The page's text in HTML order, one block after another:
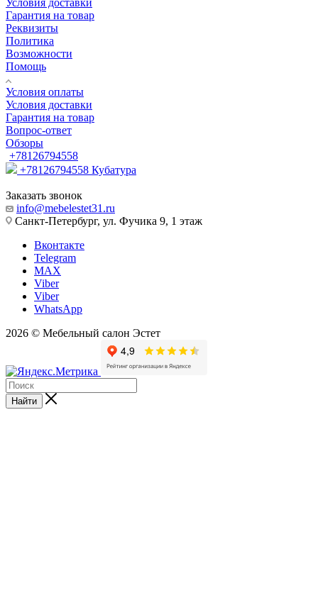
Гарантия на товар
Реквизиты
Политика
Возможности
Помощь
Условия оплаты
Условия доставки
Гарантия на товар
Вопрос-ответ
Обзоры
+78126794558
+78126794558 Кубатура
Заказать звонок
info@mebelestet31.ru
Санкт-Петербург, ул. Фучика 9, 1 этаж
Вконтакте
Telegram
MAX
Viber
Viber
WhatsApp
2026 © Мебельный салон Эстет
Найти